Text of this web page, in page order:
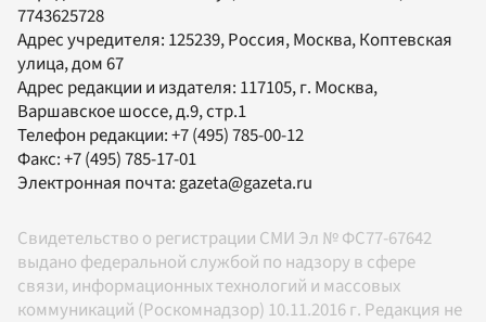
7743625728
Адрес учредителя: 125239, Россия, Москва, Коптевская
улица, дом 67
Адрес редакции и издателя: 117105, г. Москва,
Варшавское шоссе, д.9, стр.1
Телефон редакции:+7 (495) 785-00-12
Факс:+7 (495) 785-17-01
Электронная почта:gazeta@gazeta.ru
Свидетельство о регистрации СМИ Эл № ФС77-67642
выдано федеральной службой по надзору в сфере
связи, информационных технологий и массовых
коммуникаций (Роскомнадзор) 10.11.2016 г. Редакция не